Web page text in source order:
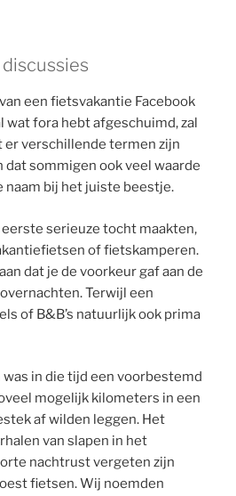
een fietsvakantie Facebook
wat fora hebt afgeschuimd, zal
er verschillende termen zijn
sommigen ook veel waarde
naam bij het juiste beestje.
serieuze tocht maakten,
of fietskamperen.
dat je de voorkeur gaf aan de
Terwijl een
of B&B’s natuurlijk ook prima
in die tijd een voorbestemd
mogelijk kilometers in een
af wilden leggen. Het
van slapen in het
nachtrust vergeten zijn
fietsen. Wij noemden